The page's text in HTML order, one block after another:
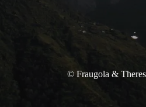
© Fraugola &